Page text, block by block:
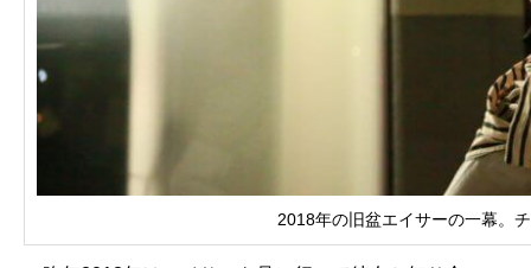
2018年の旧盆エイサーの一幕。